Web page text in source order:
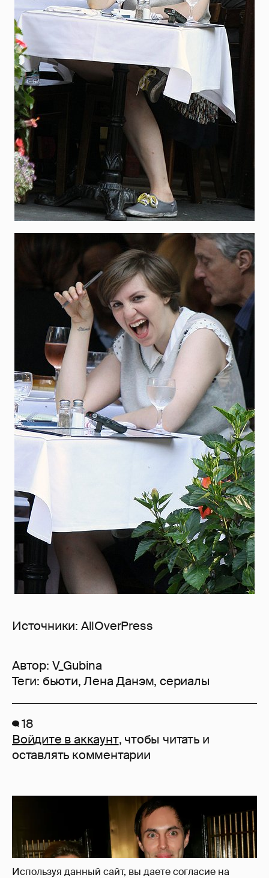
Используя данный сайт, вы даете согласие на
Источники: AllOverPress
Автор: V_Gubina
Теги: бьюти,Лена Данэм,сериалы
18
Войдите в аккаунт, чтобы читать и
оставлять комментарии